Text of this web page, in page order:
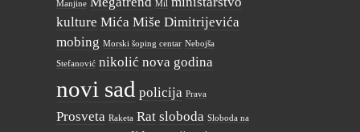
Manjine Mil
kulture Mića Miše Dimitrijevića
mobing Morski šoping centar Nebojša
Stefanović nikolić nova godina
novi sad policija Prava
Prosveta Raketa Rat sloboda Sloboda na